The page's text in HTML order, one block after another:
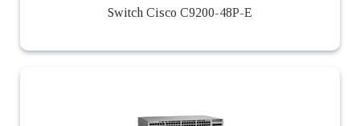
Switch Cisco C9200-48P-E